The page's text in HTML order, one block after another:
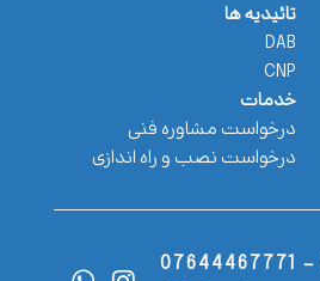
تائیدیه ها
DAB
CNP
خدمات
درخواست مشاوره فنی
درخواست نصب و راه اندازی